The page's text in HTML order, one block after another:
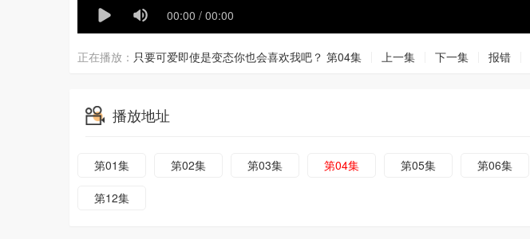
正在播放： 只要可爱即使是变态你也会喜欢我吧？ 第04集 上一集 下一集 报错
播放地址
第01集 第02集 第03集 第04集 第05集 第06集
第12集